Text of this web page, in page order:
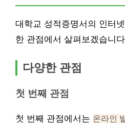
대학교 성적증명서의 인터
한 관점에서 살펴보겠습니
다양한 관점
첫 번째 관점
첫 번째 관점에서는 온라인